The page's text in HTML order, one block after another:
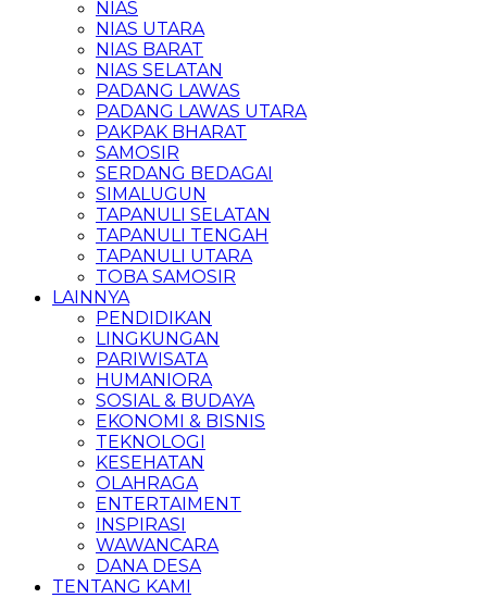
NIAS
NIAS UTARA
NIAS BARAT
NIAS SELATAN
PADANG LAWAS
PADANG LAWAS UTARA
PAKPAK BHARAT
SAMOSIR
SERDANG BEDAGAI
SIMALUGUN
TAPANULI SELATAN
TAPANULI TENGAH
TAPANULI UTARA
TOBA SAMOSIR
LAINNYA
PENDIDIKAN
LINGKUNGAN
PARIWISATA
HUMANIORA
SOSIAL & BUDAYA
EKONOMI & BISNIS
TEKNOLOGI
KESEHATAN
OLAHRAGA
ENTERTAIMENT
INSPIRASI
WAWANCARA
DANA DESA
TENTANG KAMI